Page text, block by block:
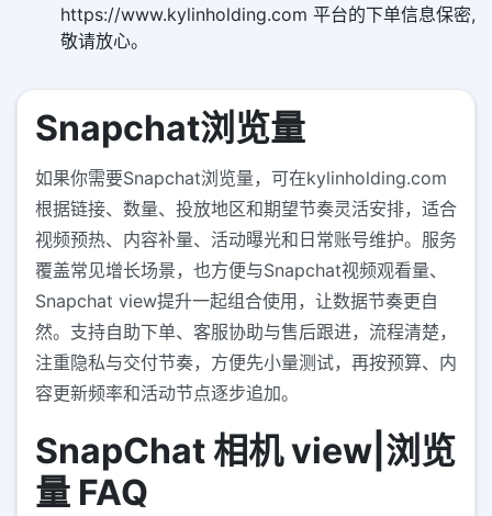
https://www.kylinholding.com 平台的下单信息保密,
敬请放心。
Snapchat浏览量
如果你需要Snapchat浏览量，可在kylinholding.com
根据链接、数量、投放地区和期望节奏灵活安排，适合
视频预热、内容补量、活动曝光和日常账号维护。服务
覆盖常见增长场景，也方便与Snapchat视频观看量、
Snapchat view提升一起组合使用，让数据节奏更自
然。支持自助下单、客服协助与售后跟进，流程清楚，
注重隐私与交付节奏，方便先小量测试，再按预算、内
容更新频率和活动节点逐步追加。
SnapChat 相机 view|浏览
量 FAQ